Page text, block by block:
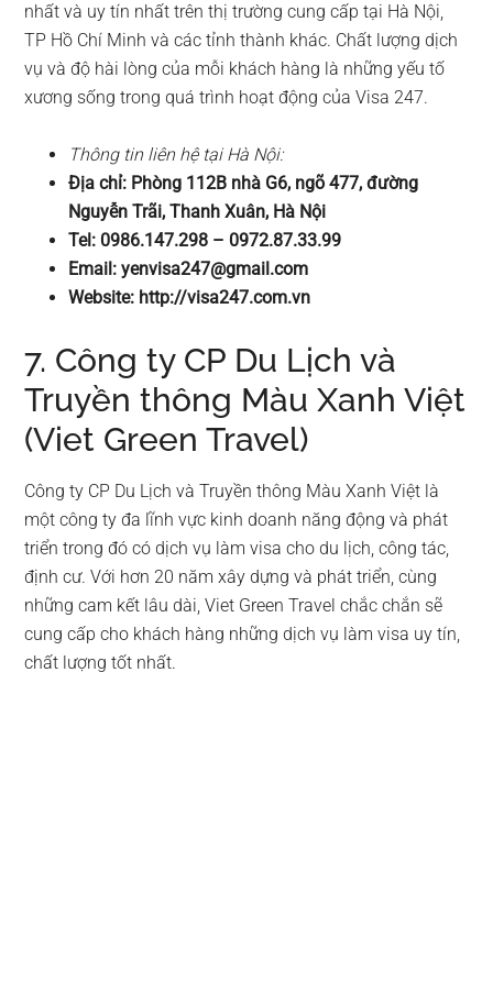
nhất và uy tín nhất trên thị trường cung cấp tại Hà Nội,
TP Hồ Chí Minh và các tỉnh thành khác. Chất lượng dịch
vụ và độ hài lòng của mỗi khách hàng là những yếu tố
xương sống trong quá trình hoạt động của Visa 247.
Thông tin liên hệ tại Hà Nội:
Địa chỉ: Phòng 112B nhà G6, ngõ 477, đường
Nguyễn Trãi, Thanh Xuân, Hà Nội
Tel: 0986.147.298 – 0972.87.33.99
Email:yenvisa247@gmail.com
Website: http://visa247.com.vn
7. Công ty CP Du Lịch và
Truyền thông Màu Xanh Việt
(Viet Green Travel)
Công ty CP Du Lịch và Truyền thông Màu Xanh Việt là
một công ty đa lĩnh vực kinh doanh năng động và phát
triển trong đó có dịch vụ làm visa cho du lịch, công tác,
định cư. Với hơn 20 năm xây dựng và phát triển, cùng
những cam kết lâu dài, Viet Green Travel chắc chắn sẽ
cung cấp cho khách hàng những dịch vụ làm visa uy tín,
chất lượng tốt nhất.